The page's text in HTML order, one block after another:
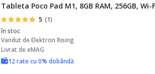
Tableta Poco Pad M1, 8GB RAM, 256GB, Wi-
5 (1)
în stoc
Vandut deElektron Rising
Livrat de eMAG
12 rate cu 0% dobândă